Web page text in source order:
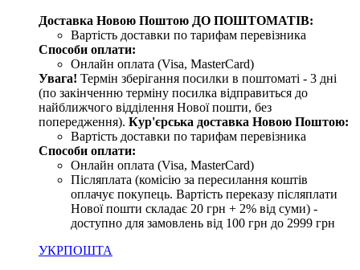
Доставка Новою Поштою ДО ПОШТОМАТІВ:
Вартість доставки по тарифам перевізника
Способи оплати:
Онлайн оплата (Visa, MasterCard)
Увага! Термін зберігання посилки в поштоматі - 3 дні
(по закінченню терміну посилка відправиться до
найближчого відділення Нової пошти, без
попередження). Кур'єрська доставка Новою Поштою:
Вартість доставки по тарифам перевізника
Способи оплати:
Онлайн оплата (Visa, MasterCard)
Післяплата (комісію за пересилання коштів
оплачує покупець. Вартість переказу післяплати
Нової пошти складає 20 грн + 2% від суми) -
доступно для замовлень від 100 грн до 2999 грн
УКРПОШТА